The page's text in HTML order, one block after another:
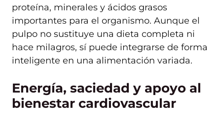
proteína, minerales y ácidos grasos
importantes para el organismo. Aunque el
pulpo no sustituye una dieta completa ni
hace milagros, sí puede integrarse de forma
inteligente en una alimentación variada.
Energía, saciedad y apoyo al
bienestar cardiovascular